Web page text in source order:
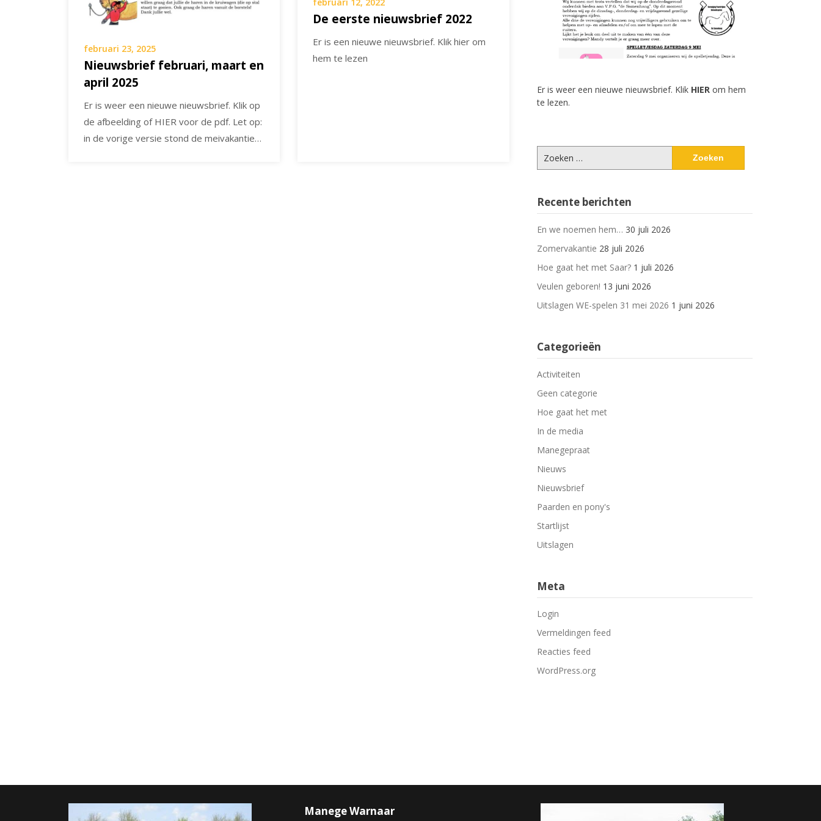
februari 23, 2025
Nieuwsbrief februari, maart en
april 2025
Er is weer een nieuwe nieuwsbrief. Klik op
de afbeelding of HIER voor de pdf. Let op:
in de vorige versie stond de meivakantie…
De eerste nieuwsbrief 2022
Er is een nieuwe nieuwsbrief. Klik hier om
hem te lezen
Er is weer een nieuwe nieuwsbrief. Klik HIER om hem
te lezen.
naar:
Recente berichten
En we noemen hem… 30 juli 2026
Zomervakantie 28 juli 2026
Hoe gaat het met Saar? 1 juli 2026
Veulen geboren! 13 juni 2026
Uitslagen WE-spelen 31 mei 2026 1 juni 2026
Categorieën
Activiteiten
Geen categorie
Hoe gaat het met
In de media
Manegepraat
Nieuws
Nieuwsbrief
Paarden en pony's
Startlijst
Uitslagen
Meta
Login
Vermeldingen feed
Reacties feed
WordPress.org
Manege Warnaar